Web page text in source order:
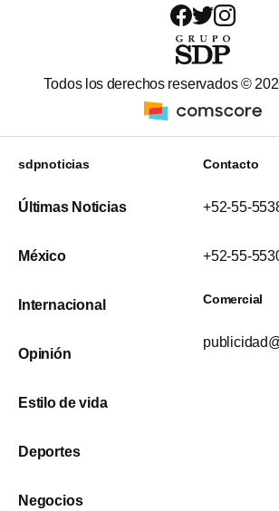
Todos los derechos reservados ©
sdpnoticias
Últimas Noticias
México
Internacional
Opinión
Estilo de vida
Deportes
Negocios
Contacto
+52-55-
+52-55-
Comercial